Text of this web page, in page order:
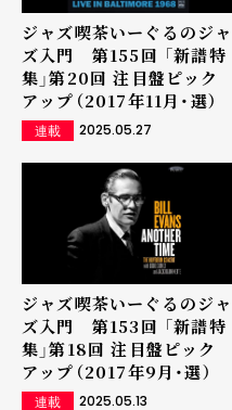
ジャズ喫茶いーぐるのジャ
ズ入門 第155回 「新譜特
集」第20回 注目盤ピック
アップ（2017年11月・選）
連載 2025.05.27
ジャズ喫茶いーぐるのジャ
ズ入門 第153回 「新譜特
集」第18回 注目盤ピック
アップ（2017年9月・選）
連載 2025.05.13